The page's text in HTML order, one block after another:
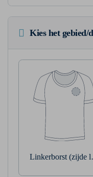
Kies het gebied/
Linkerborst (zijde